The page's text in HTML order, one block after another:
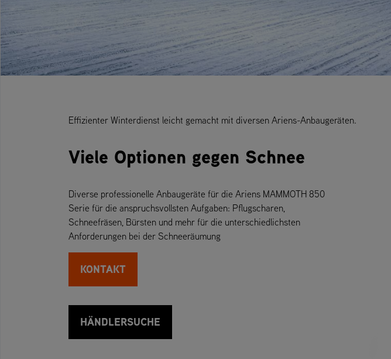
Effizienter Winterdienst leicht gemacht mit diversen Ariens-Anbaugeräten.
Viele Optionen gegen Schnee
Diverse professionelle Anbaugeräte für die Ariens MAMMOTH 850
Serie für die anspruchsvollsten Aufgaben: Pflugscharen,
Schneefräsen, Bürsten und mehr für die unterschiedlichsten
Anforderungen bei der Schneeräumung
KONTAKT
HÄNDLERSUCHE